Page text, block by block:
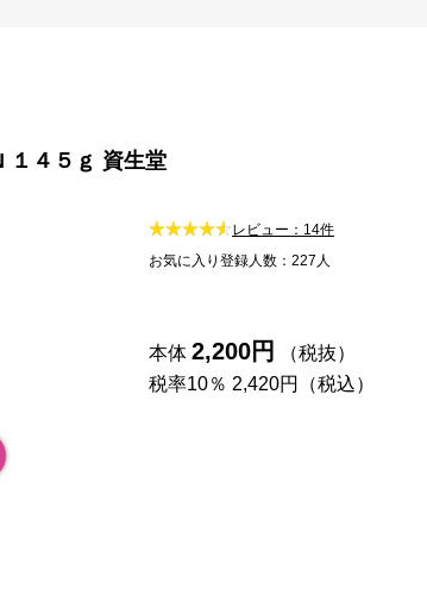
１４５ｇ 資生堂
レビュー：14件
お気に入り登録人数：227人
本体 2,200円
（税抜）
税率10％ 2,420円（税込）